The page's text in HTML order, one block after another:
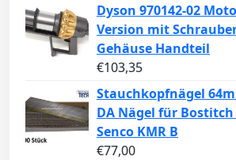
Dyson 970142-02
Version mit
Gehäuse Handteil
€103,35
Stauchkopfnägel
DA Nägel für Bostitch
Senco KMR B
€77,00